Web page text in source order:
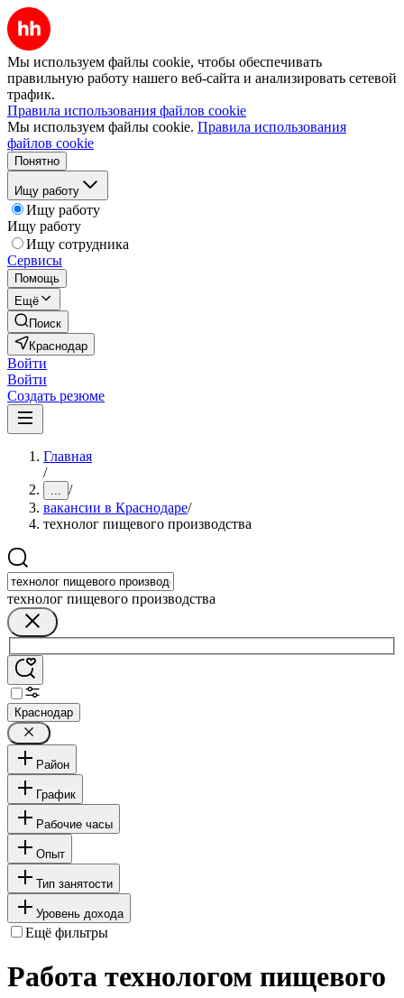
Мы используем файлы cookie, чтобы обеспечивать
правильную работу нашего веб-сайта и анализировать сетевой
трафик.
Правила использования файлов cookie
Мы используем файлы cookie. Правила использования
файлов cookie
Понятно
Ищу работу
Ищу работу
Ищу работу
Ищу сотрудника
Сервисы
Помощь
Ещё
Поиск
Краснодар
Войти
Войти
Создать резюме
Главная
/
... /
вакансии в Краснодаре/
технолог пищевого производства
технолог пищевого производства
Краснодар
Район
График
Рабочие часы
Опыт
Тип занятости
Уровень дохода
Ещё фильтры
Работа технологом пищевого